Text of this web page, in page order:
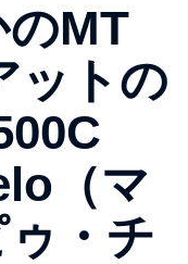
のMT
ットの
（マ
・チ